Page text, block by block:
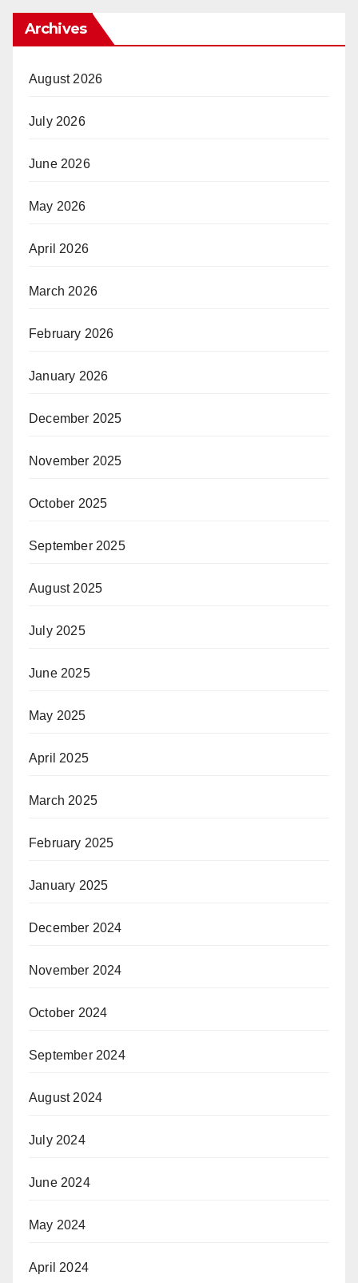
Archives
August 2026
July 2026
June 2026
May 2026
April 2026
March 2026
February 2026
January 2026
December 2025
November 2025
October 2025
September 2025
August 2025
July 2025
June 2025
May 2025
April 2025
March 2025
February 2025
January 2025
December 2024
November 2024
October 2024
September 2024
August 2024
July 2024
June 2024
May 2024
April 2024